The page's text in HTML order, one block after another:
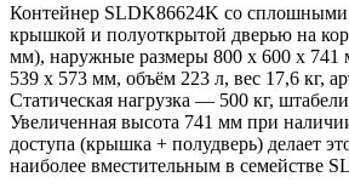
Контейнер SLDK86624K со
крышкой и полуоткрытой дверью на
мм), наружные размеры 800 х 600 х 741
539 х 573 мм, объём 223 л, вес 17,6 кг,
Статическая нагрузка — 500 кг,
Увеличенная высота 741 мм при
доступа (крышка + полудверь) делает
наиболее вместительным в семействе